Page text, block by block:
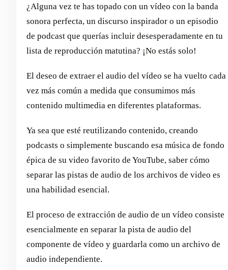
¿Alguna vez te has topado con un vídeo con la banda
sonora perfecta, un discurso inspirador o un episodio
de podcast que querías incluir desesperadamente en tu
lista de reproducción matutina? ¡No estás solo!
El deseo de extraer el audio del vídeo se ha vuelto cada
vez más común a medida que consumimos más
contenido multimedia en diferentes plataformas.
Ya sea que esté reutilizando contenido, creando
podcasts o simplemente buscando esa música de fondo
épica de su video favorito de YouTube, saber cómo
separar las pistas de audio de los archivos de video es
una habilidad esencial.
El proceso de extracción de audio de un vídeo consiste
esencialmente en separar la pista de audio del
componente de vídeo y guardarla como un archivo de
audio independiente.